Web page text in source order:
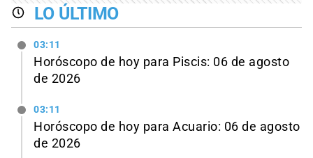
LO ÚLTIMO
03:11
Horóscopo de hoy para Piscis: 06 de agosto
de 2026
03:11
Horóscopo de hoy para Acuario: 06 de agosto
de 2026